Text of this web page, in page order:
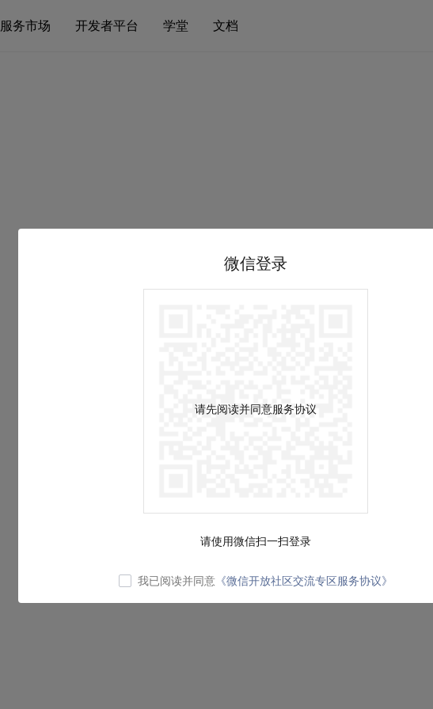
服务市场 开发者平台 学堂 文档
微信登录
请先阅读并同意服务协议
请使用微信扫一扫登录
我已阅读并同意 《微信开放社区交流专区服务协议》